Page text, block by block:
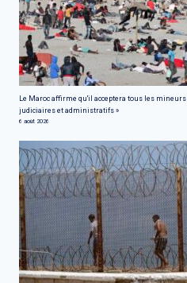
Le Maroc affirme qu'il acceptera tous les
judiciaires et administratifs »
6 août 2026